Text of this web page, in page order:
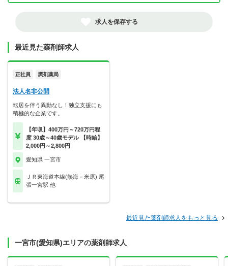
求人を保存する
最近見た薬剤師求人
正社員 調剤薬局
法人名非公開
転居を伴う異動なし！独立支援にも
積極的な企業です。
【年収】400万円～720万円程
度 30歳～40歳モデル 【時給】
2,000円～2,800円
愛知県 一宮市
ＪＲ東海道本線(熱海－米原) 尾
張一宮駅 他
最近見た薬剤師求人をもっと見る
一宮市(愛知県)エリアの薬剤師求人